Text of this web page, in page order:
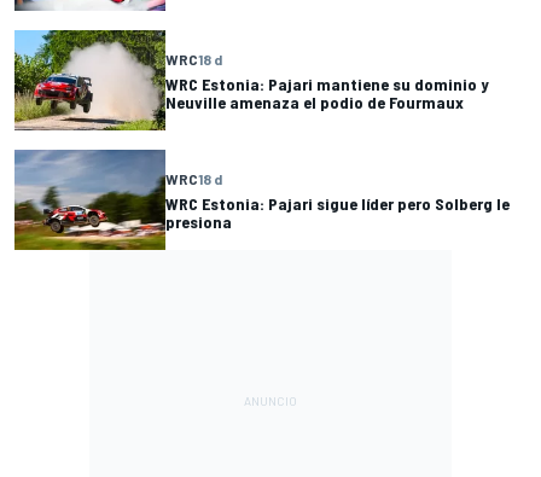
WRC18 d
WRC Estonia: Pajari mantiene su dominio y
Neuville amenaza el podio de Fourmaux
WRC18 d
WRC Estonia: Pajari sigue líder pero Solberg le
presiona